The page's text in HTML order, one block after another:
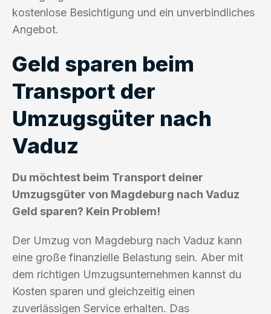
kostenlose Besichtigung und ein unverbindliches
Angebot.
Geld sparen beim
Transport der
Umzugsgüter nach
Vaduz
Du möchtest beim Transport deiner
Umzugsgüter von Magdeburg nach Vaduz
Geld sparen? Kein Problem!
Der Umzug von Magdeburg nach Vaduz kann
eine große finanzielle Belastung sein. Aber mit
dem richtigen Umzugsunternehmen kannst du
Kosten sparen und gleichzeitig einen
zuverlässigen Service erhalten. Das